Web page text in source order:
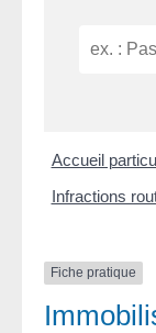
Accueil
Infractions
Fiche pratique